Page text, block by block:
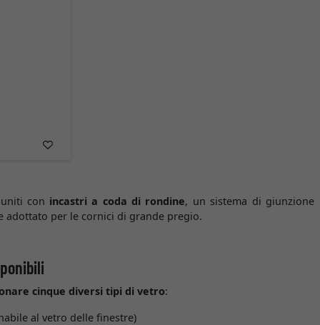
con incastri a coda di rondine, un sistema di giunzione
adottato per le cornici di grande pregio.
cinque diversi tipi di vetro:
al vetro delle finestre)